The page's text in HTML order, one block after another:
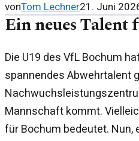
vonTom Lechner21. Juni
Ein neues Talent
Die U19 des VfL Bochum
spannendes Abwehrtalent
Mannschaft kommt.
für Bochum bedeutet. Nun,